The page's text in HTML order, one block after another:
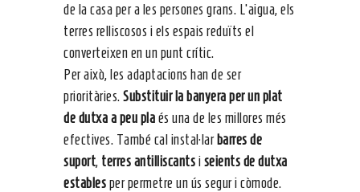
de la casa per a les persones grans. L’aigua, els
terres relliscosos i els espais reduïts el
converteixen en un punt crític.
Per això, les adaptacions han de ser
prioritàries. Substituir la banyera per un plat
de dutxa a peu pla és una de les millores més
efectives. També cal instal·lar barres de
suport, terres antilliscants i seients de dutxa
estables per permetre un ús segur i còmode.